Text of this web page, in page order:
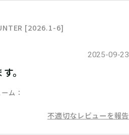
[2026.1-6]
2025-09-23
。
ム
不適切なレビューを報告